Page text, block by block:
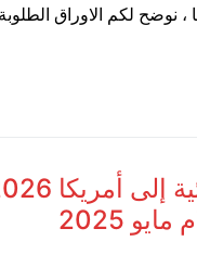
نوضح لكم الاوراق الطلوبة
نتيجة قرعة الهجرة العشوائية